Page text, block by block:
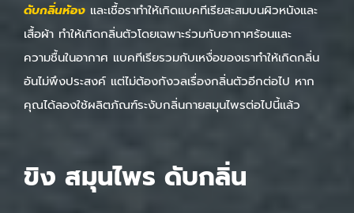
ดับกลิ่นห้อง และเชื้อราทำให้เกิดแบคทีเรียสะสมบนผิวหนังและ
เสื้อผ้า ทำให้เกิดกลิ่นตัวโดยเฉพาะร่วมกับอากาศร้อนและ
ความชื้นในอากาศ แบคทีเรียรวมกับเหงื่อของเราทำให้เกิดกลิ่น
อันไม่พึงประสงค์ แต่ไม่ต้องกังวลเรื่องกลิ่นตัวอีกต่อไป หาก
คุณได้ลองใช้ผลิตภัณฑ์ระงับกลิ่นกายสมุนไพรต่อไปนี้แล้ว
ขิง สมุนไพร ดับกลิ่น